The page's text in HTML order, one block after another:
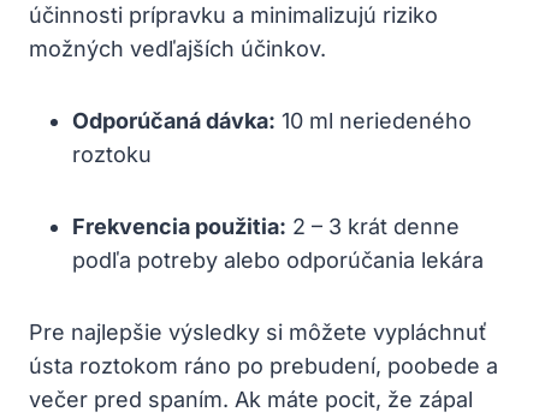
účinnosti prípravku a minimalizujú riziko
možných vedľajších účinkov.
Odporúčaná dávka: 10 ml neriedeného
roztoku
Frekvencia použitia: 2 – 3 krát denne
podľa potreby alebo odporúčania lekára
Pre najlepšie výsledky si môžete vypláchnuť
ústa roztokom ráno po prebudení, poobede a
večer pred spaním. Ak máte pocit, že zápal